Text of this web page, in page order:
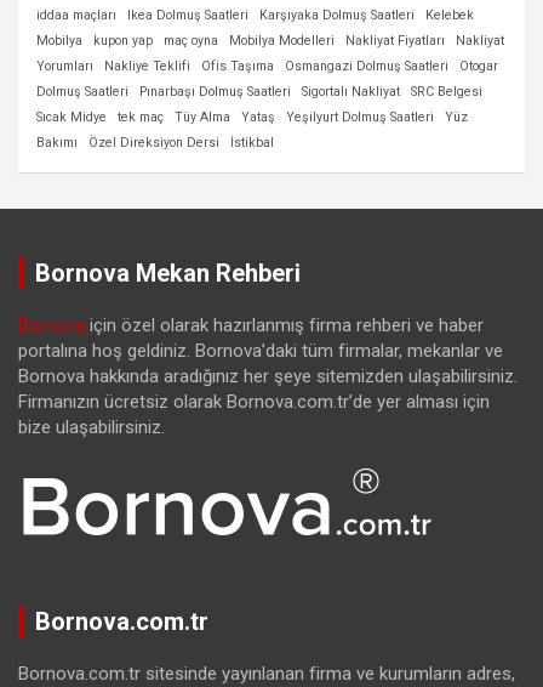
iddaa maçları
Ikea Dolmuş Saatleri Karşıyaka Dolmuş Saatleri
Kelebek
Mobilya
kupon yap maç oyna Mobilya Modelleri Nakliyat Fiyatları
Nakliyat
Yorumları
Nakliye Teklifi Ofis Taşıma Osmangazi Dolmuş Saatleri
Otogar
Dolmuş Saatleri
Pınarbaşı Dolmuş Saatleri Sigortalı Nakliyat
SRC Belgesi
Sıcak Midye
tek maç Tüy Alma Yataş Yeşilyurt Dolmuş Saatleri
Yüz
Bakımı
Özel Direksiyon Dersi İstikbal
Bornova Mekan Rehberi
Bornova için özel olarak hazırlanmış firma rehberi ve haber
portalına hoş geldiniz. Bornova’daki tüm firmalar, mekanlar ve
Bornova hakkında aradığınız her şeye sitemizden ulaşabilirsiniz.
Firmanızın ücretsiz olarak Bornova.com.tr’de yer alması için
bize ulaşabilirsiniz.
Bornova.com.tr
Bornova.com.tr sitesinde yayınlanan firma ve kurumların adres,